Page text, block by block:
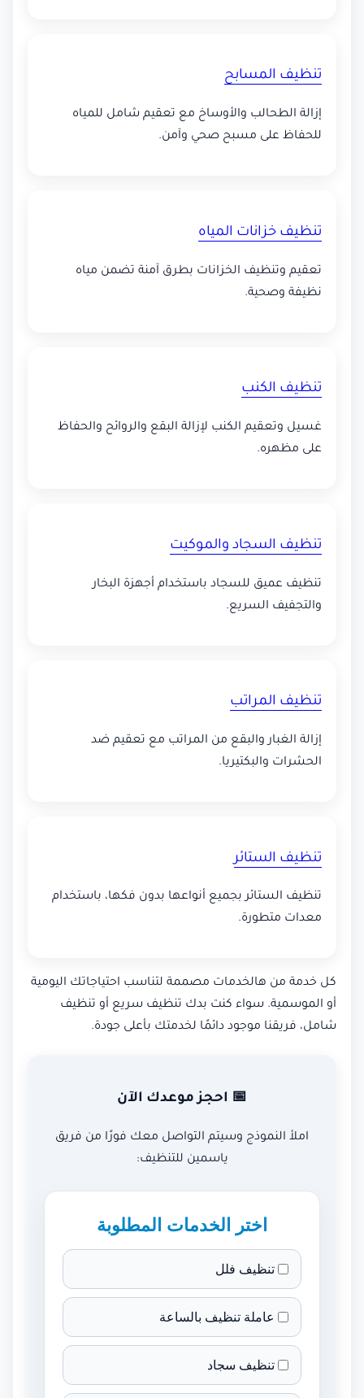
تنظيف المسابح
إزالة الطحالب والأوساخ مع تعقيم شامل للمياه
للحفاظ على مسبح صحي وآمن.
تنظيف خزانات المياه
تعقيم وتنظيف الخزانات بطرق آمنة تضمن مياه
نظيفة وصحية.
تنظيف الكنب
غسيل وتعقيم الكنب لإزالة البقع والروائح والحفاظ
على مظهره.
تنظيف السجاد والموكيت
تنظيف عميق للسجاد باستخدام أجهزة البخار
والتجفيف السريع.
تنظيف المراتب
إزالة الغبار والبقع من المراتب مع تعقيم ضد
الحشرات والبكتيريا.
تنظيف الستائر
تنظيف الستائر بجميع أنواعها بدون فكها، باستخدام
معدات متطورة.
كل خدمة من هالخدمات مصممة لتناسب احتياجاتك اليومية
أو الموسمية. سواء كنت بدك تنظيف سريع أو تنظيف
شامل، فريقنا موجود دائمًا لخدمتك بأعلى جودة.
📅 احجز موعدك الآن
املأ النموذج وسيتم التواصل معك فورًا من فريق
ياسمين للتنظيف:
اختر الخدمات المطلوبة
تنظيف فلل
عاملة تنظيف بالساعة
تنظيف سجاد